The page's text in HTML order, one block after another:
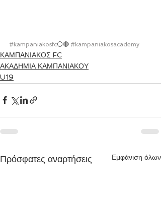
#kampaniakosfc⚪🔴 #kampaniakosacademy
ΚΑΜΠΑΝΙΑΚΟΣ FC
ΑΚΑΔΗΜΙΑ ΚΑΜΠΑΝΙΑΚΟΥ
U19
Πρόσφατες αναρτήσεις Εμφάνιση όλων